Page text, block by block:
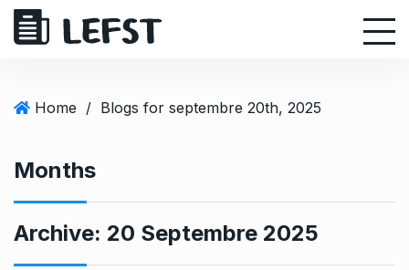
Home / Blogs for septembre 20th, 2025
Months
Archive: 20 Septembre 2025